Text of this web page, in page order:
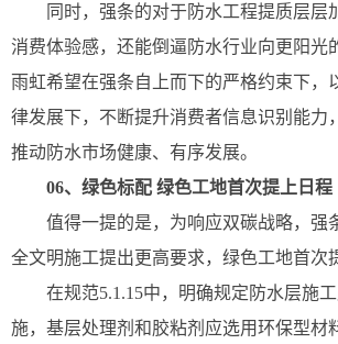
同时，强条的对于防水工程提质层层
消费体验感，还能倒逼防水行业向更阳光
雨虹希望在强条自上而下的严格约束下，
律发展下，不断提升消费者信息识别能力
推动防水市场健康、有序发展。
06、绿色标配 绿色工地首次提上日程
值得一提的是，为响应双碳战略，强
全文明施工提出更高要求，绿色工地首次
在规范5.1.15中，明确规定防水层施工
施，基层处理剂和胶粘剂应选用环保型材